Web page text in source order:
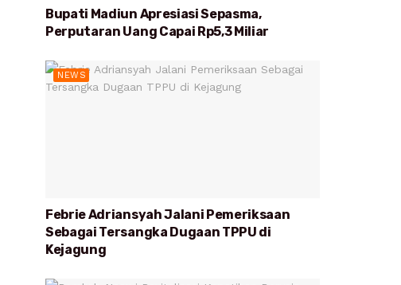
Bupati Madiun Apresiasi Sepasma,
Perputaran Uang Capai Rp5,3 Miliar
NEWS
Febrie Adriansyah Jalani Pemeriksaan
Sebagai Tersangka Dugaan TPPU di
Kejagung